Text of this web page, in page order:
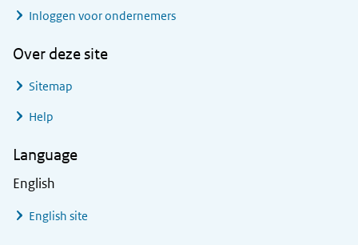
Inloggen voor ondernemers
Over deze site
Sitemap
Help
Language
English
English site